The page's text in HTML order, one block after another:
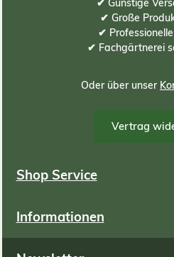
✔ Große
✔
✔ Fachgärtnerei
Oder über unser
Vertrag
Shop Service
Informationen